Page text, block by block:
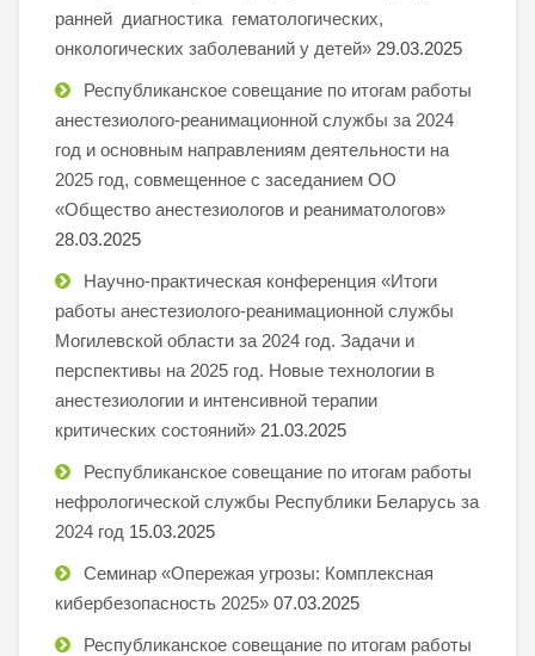
ранней диагностика гематологических,
онкологических заболеваний у детей» 29.03.2025
Республиканское совещание по итогам работы
анестезиолого-реанимационной службы за 2024
год и основным направлениям деятельности на
2025 год, совмещенное с заседанием ОО
«Общество анестезиологов и реаниматологов»
28.03.2025
Научно-практическая конференция «Итоги
работы анестезиолого-реанимационной службы
Могилевской области за 2024 год. Задачи и
перспективы на 2025 год. Новые технологии в
анестезиологии и интенсивной терапии
критических состояний» 21.03.2025
Республиканское совещание по итогам работы
нефрологической службы Республики Беларусь за
2024 год 15.03.2025
Семинар «Опережая угрозы: Комплексная
кибербезопасность 2025» 07.03.2025
Республиканское совещание по итогам работы